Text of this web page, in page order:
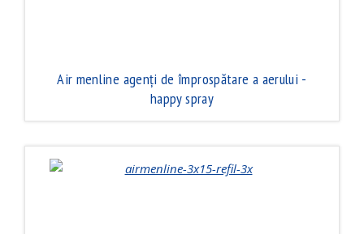
Air menline agenţi de împrospătare a aerului -
happy spray